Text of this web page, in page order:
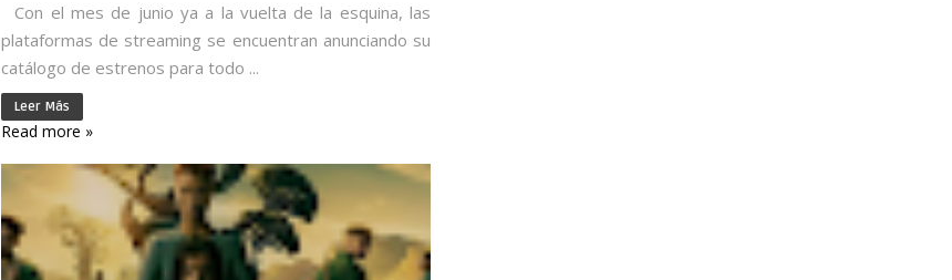
Con el mes de junio ya a la vuelta de la esquina, las
plataformas de streaming se encuentran anunciando su
catálogo de estrenos para todo ...
Leer Más
Read more »